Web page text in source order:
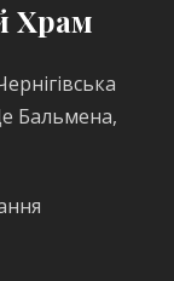
Храм
Бальмена,